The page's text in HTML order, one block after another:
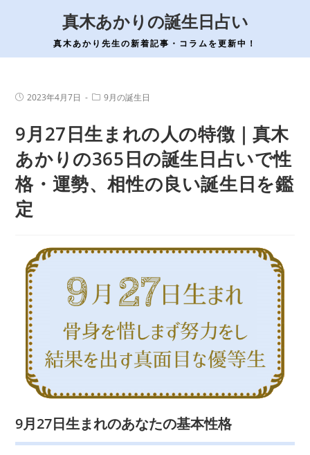
ン
真木あかりの誕生日占い
真木あかり先生の新着記事・コラムを更新中！
投
開
日:
2023年4月7日
投
テ
ゴ
ー:
9月の誕生日
9月27日生まれの人の特徴｜真木
あかりの365日の誕生日占いで性
格・運勢、相性の良い誕生日を鑑
定
9月27日生まれのあなたの基本性格